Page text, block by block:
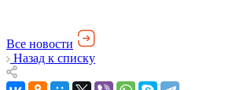
Все новости
Назад к списку